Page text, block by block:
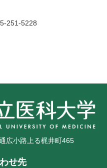
251-5228
広小路上る梶井町465
せ先